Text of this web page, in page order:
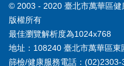
© 2003 - 2020 臺北市萬華區
版權所有
最佳瀏覽解析度為1024x768
地址：108240 臺北市萬華區東
篩檢/健康服務電話：